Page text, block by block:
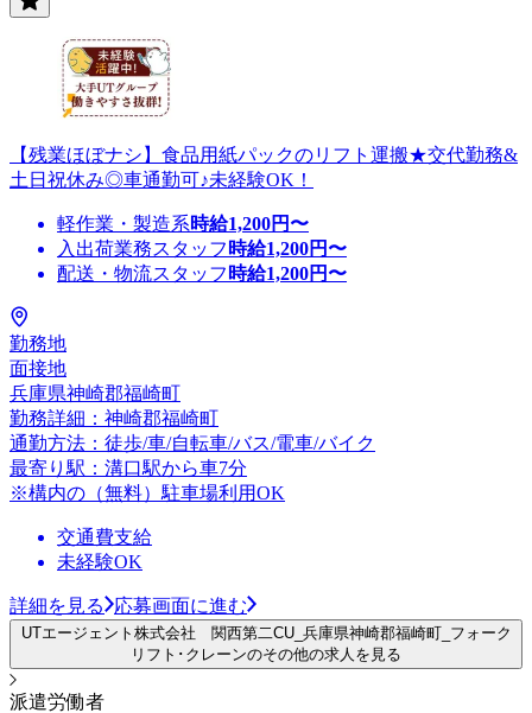
【残業ほぼナシ】食品用紙パックのリフト運搬★交代勤務&
土日祝休み◎車通勤可♪未経験OK！
軽作業・製造系時給1,200円〜
入出荷業務スタッフ 時給1,200円〜
配送・物流スタッフ 時給1,200円〜
勤務地
面接地
兵庫県神崎郡福崎町
勤務詳細：神崎郡福崎町
通勤方法：徒歩/車/自転車/バス/電車/バイク
最寄り駅：溝口駅から車7分
※構内の（無料）駐車場利用OK
交通費支給
未経験OK
詳細を見る 応募画面に進む
UTエージェント株式会社 関西第二CU_兵庫県神崎郡福崎町_フォーク
リフト･クレーンのその他の求人を見る
派遣労働者